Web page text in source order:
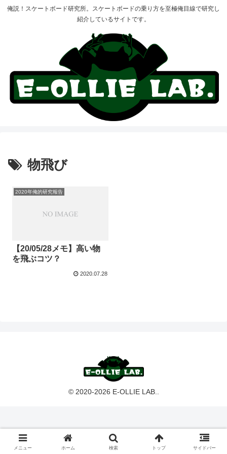
俺説！スケートボード研究所。スケートボードの乗り方を至極俺目線で研究し
紹介しているサイトです。
物飛び
2020年俺的研究報告
【20/05/28メモ】高い物
を飛ぶコツ？
2020.07.28
© 2020-2026 E-OLLIE LAB..
メニュー ホーム 検索 トップ サイドバー